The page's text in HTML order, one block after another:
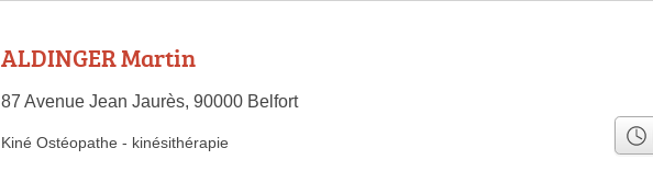
ALDINGER Martin
87 Avenue Jean Jaurès, 90000 Belfort
Kiné Ostéopathe - kinésithérapie